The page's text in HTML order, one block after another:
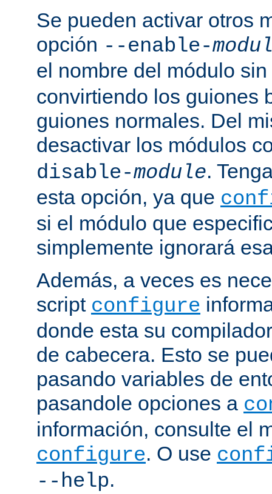
Se pueden activar otros
opción --enable-
el nombre del módulo
convirtiendo los guiones
guiones normales. Del
desactivar los módulos
disable-module.
esta opción, ya que
si el módulo que
simplemente ignorará
Además, a veces es
script configure
donde esta su
de cabecera. Esto se
pasando variables de
pasandole opciones a
información, consulte el
configure. O use
--help.